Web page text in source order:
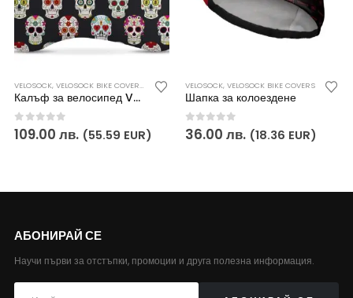
ЗА ВЕЛОСИПЕД VELOSOCK
VELOSOCK,VELOSOCK BIKE COVERS ПРОТЕКТОРИ ЗА ВЕЛОСИПЕД VELOSOCK
Калъф за велосипед VELOSOCK – SKULL
0out of 5
109.00лв. (55.59 EUR)
VELOSOCK, VELOSOCK BIKE COVERS
Шапка за колоездене
0out of 5
36.00 лв. (18.36 EUR)
АБОНИРАЙ СЕ
Научи първи за отстъпки, промоции и друга полезна информация.